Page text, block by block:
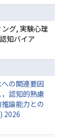
グ, 実験心理
知バイア
の関連要因
認知的熟慮
論能力との
2026